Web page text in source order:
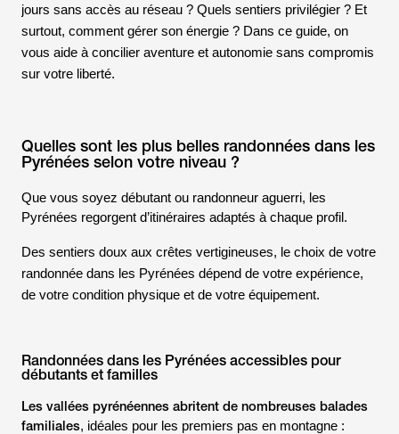
jours sans accès au réseau ? Quels sentiers privilégier ? Et
surtout, comment gérer son énergie ? Dans ce guide, on
vous aide à concilier aventure et autonomie sans compromis
sur votre liberté.
Quelles sont les plus belles randonnées dans les
Pyrénées selon votre niveau ?
Que vous soyez débutant ou randonneur aguerri, les
Pyrénées regorgent d’itinéraires adaptés à chaque profil.
Des sentiers doux aux crêtes vertigineuses, le choix de votre
randonnée dans les Pyrénées dépend de votre expérience,
de votre condition physique et de votre équipement.
Randonnées dans les Pyrénées accessibles pour
débutants et familles
Les vallées pyrénéennes abritent de nombreuses balades
familiales, idéales pour les premiers pas en montagne :